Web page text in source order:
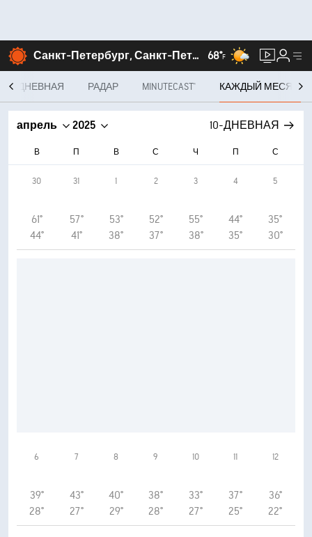
Санкт-Петербург, Санкт-Петербург 68°F
10-ДНЕВНАЯ РАДАР MINUTECAST® КАЖДЫЙ МЕСЯЦ
апрель 2025 10-ДНЕВНАЯ
В П В С Ч П С
30
61°
44°
31
57°
41°
1
53°
38°
2
52°
37°
3
55°
38°
4
44°
35°
5
35°
30°
6
39°
28°
7
43°
27°
8
40°
29°
9
38°
28°
10
33°
27°
11
37°
25°
12
36°
22°